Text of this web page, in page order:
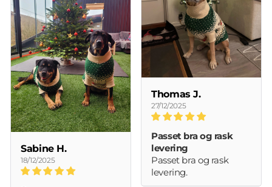
27/12/2025
Thomas J.
Passet bra og rask
levering
Passet bra og rask
levering.
18/12/2025
Sabine H.